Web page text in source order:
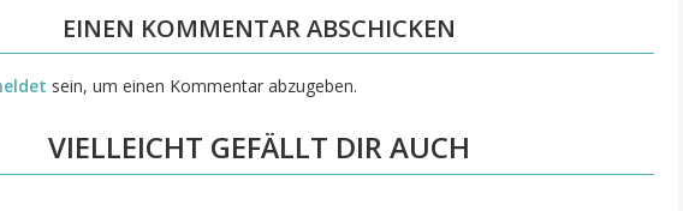
EINEN KOMMENTAR ABSCHICKEN
sein, um einen Kommentar abzugeben.
VIELLEICHT GEFÄLLT DIR AUCH